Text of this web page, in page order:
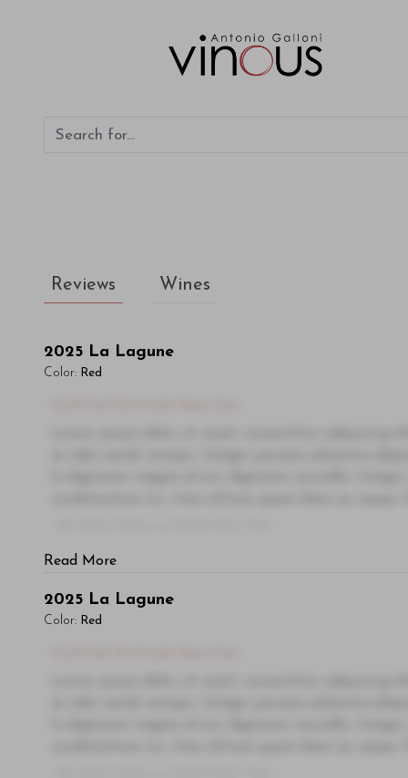
Reviews Wines
2025 La Lagune
Color: Red
ac odio iaculis semper. Integer posuere pharetra
condimentum mi, vitae ultrices quam diam ac
Read More
2025 La Lagune
Color: Red
ac odio iaculis semper. Integer posuere pharetra
condimentum mi, vitae ultrices quam diam ac